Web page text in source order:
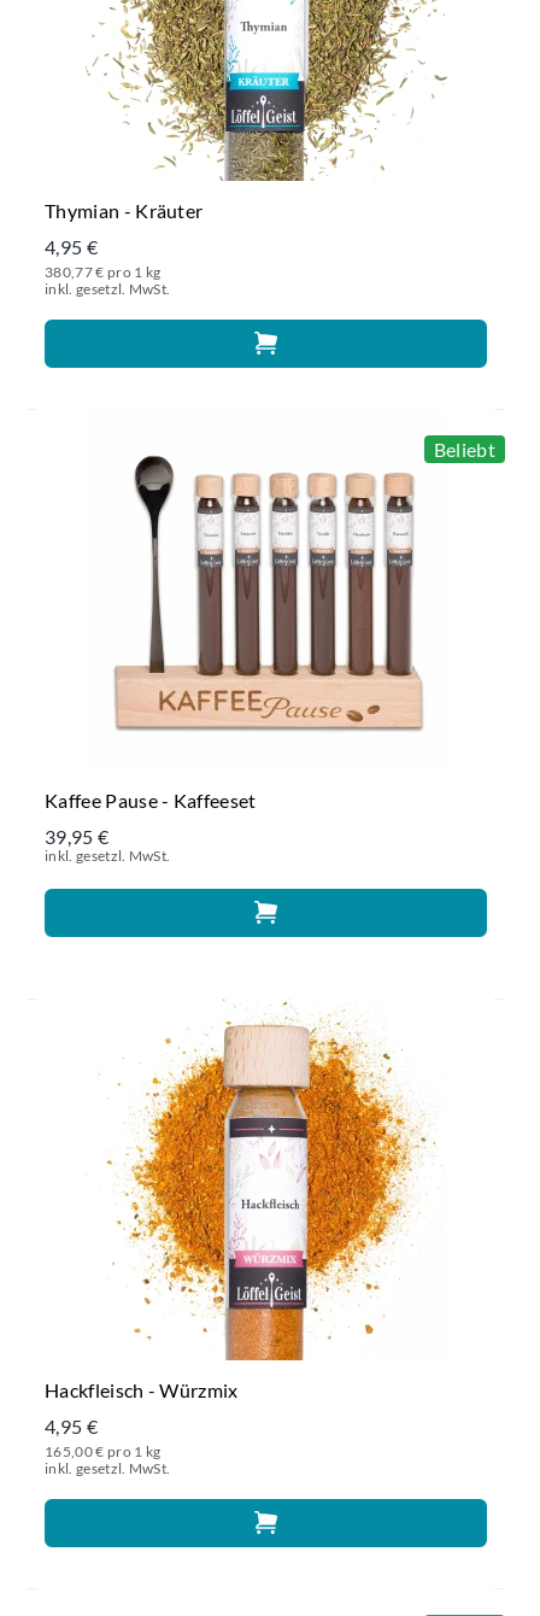
Thymian - Kräuter
4,95 €
380,77 € pro 1 kg
inkl. gesetzl. MwSt.
Beliebt
Kaffee Pause - Kaffeeset
39,95 €
inkl. gesetzl. MwSt.
Hackfleisch - Würzmix
4,95 €
165,00 € pro 1 kg
inkl. gesetzl. MwSt.